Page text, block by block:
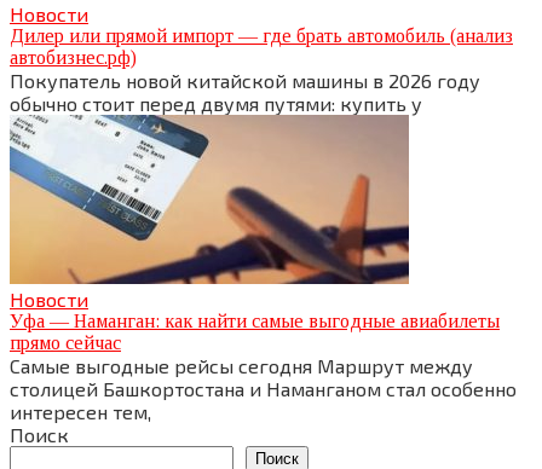
Новости
Дилер или прямой импорт — где брать автомобиль (анализ
автобизнес.рф)
Покупатель новой китайской машины в 2026 году
обычно стоит перед двумя путями: купить у
Новости
Уфа — Наманган: как найти самые выгодные авиабилеты
прямо сейчас
Самые выгодные рейсы сегодня Маршрут между
столицей Башкортостана и Наманганом стал особенно
интересен тем,
Поиск
Поиск